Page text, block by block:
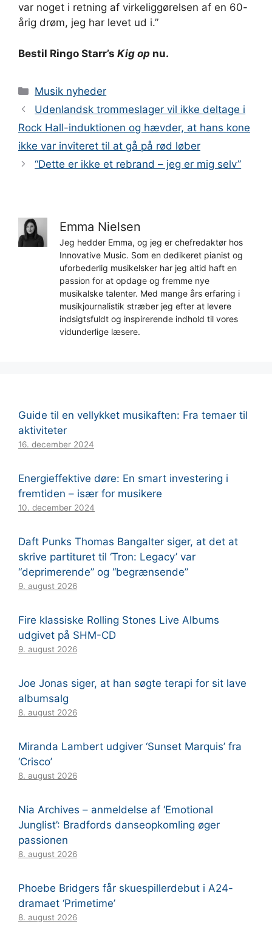
var noget i retning af virkeliggørelsen af ​​en 60-
årig drøm, jeg har levet ud i.”
Bestil Ringo Starr’s Kig op nu.
Kategorier
Musik nyheder
Udenlandsk trommeslager vil ikke deltage i
Rock Hall-induktionen og hævder, at hans kone
ikke var inviteret til at gå på rød løber
“Dette er ikke et rebrand – jeg er mig selv”
Emma Nielsen
Jeg hedder Emma, og jeg er chefredaktør hos
Innovative Music. Som en dedikeret pianist og
uforbederlig musikelsker har jeg altid haft en
passion for at opdage og fremme nye
musikalske talenter. Med mange års erfaring i
musikjournalistik stræber jeg efter at levere
indsigtsfuldt og inspirerende indhold til vores
vidunderlige læsere.
Guide til en vellykket musikaften: Fra temaer til
aktiviteter
16. december 2024
Energieffektive døre: En smart investering i
fremtiden – især for musikere
10. december 2024
Daft Punks Thomas Bangalter siger, at det at
skrive partituret til ‘Tron: Legacy’ var
“deprimerende” og “begrænsende”
9. august 2026
Fire klassiske Rolling Stones Live Albums
udgivet på SHM-CD
9. august 2026
Joe Jonas siger, at han søgte terapi for sit lave
albumsalg
8. august 2026
Miranda Lambert udgiver ‘Sunset Marquis’ fra
‘Crisco’
8. august 2026
Nia Archives – anmeldelse af ‘Emotional
Junglist’: Bradfords danseopkomling øger
passionen
8. august 2026
Phoebe Bridgers får skuespillerdebut i A24-
dramaet ‘Primetime’
8. august 2026